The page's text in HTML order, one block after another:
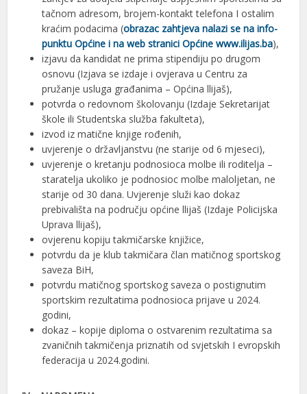
tačnom adresom, brojem-kontakt telefona I ostalim
kraćim podacima (obrazac zahtjeva nalazi se na info-
punktu Općine i na web stranici Općine www.ilijas.ba),
izjavu da kandidat ne prima stipendiju po drugom
osnovu (Izjava se izdaje i ovjerava u Centru za
pružanje usluga građanima – Općina llijaš),
potvrda o redovnom školovanju (Izdaje Sekretarijat
škole ili Studentska služba fakulteta),
izvod iz matične knjige rođenih,
uvjerenje o državljanstvu (ne starije od 6 mjeseci),
uvjerenje o kretanju podnosioca molbe ili roditelja –
staratelja ukoliko je podnosioc molbe maloljetan, ne
starije od 30 dana. Uvjerenje služi kao dokaz
prebivališta na području općine llijaš (Izdaje Policijska
Uprava llijaš),
ovjerenu kopiju takmičarske knjižice,
potvrdu da je klub takmičara član matičnog sportskog
saveza BiH,
potvrdu matičnog sportskog saveza o postignutim
sportskim rezultatima podnosioca prijave u 2024.
godini,
dokaz – kopije diploma o ostvarenim rezultatima sa
zvaničnih takmičenja priznatih od svjetskih I evropskih
federacija u 2024.godini.